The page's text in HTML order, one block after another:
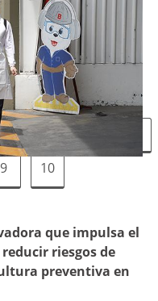
4 5
9
10
que impulsa el
riesgos de
preventiva en